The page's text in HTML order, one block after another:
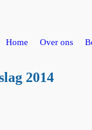
Over ons
Home
2014